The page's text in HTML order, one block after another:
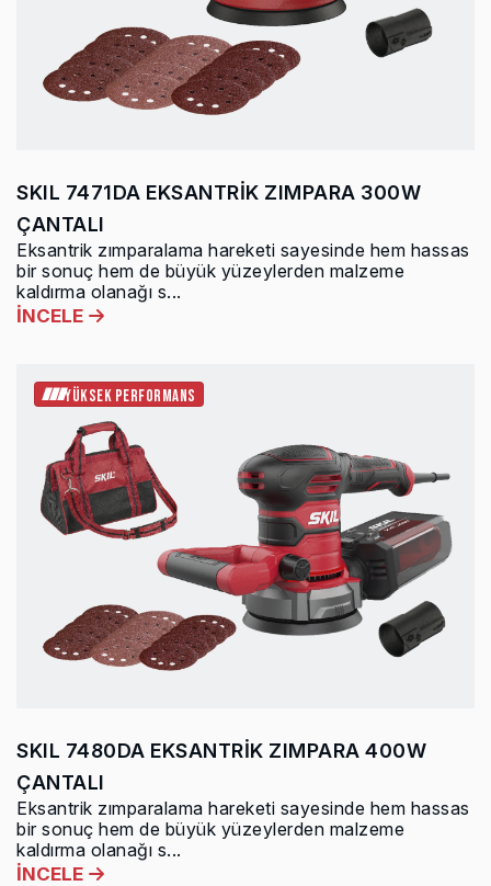
SKIL 7471DA EKSANTRİK ZIMPARA 300W
ÇANTALI
Eksantrik zımparalama hareketi sayesinde hem hassas
bir sonuç hem de büyük yüzeylerden malzeme
kaldırma olanağı s...
İNCELE
YÜKSEK PERFORMANS
SKIL 7480DA EKSANTRİK ZIMPARA 400W
ÇANTALI
Eksantrik zımparalama hareketi sayesinde hem hassas
bir sonuç hem de büyük yüzeylerden malzeme
kaldırma olanağı s...
İNCELE